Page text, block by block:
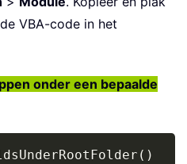
VBA-code in het
onder een bepaalde
( )
Copy